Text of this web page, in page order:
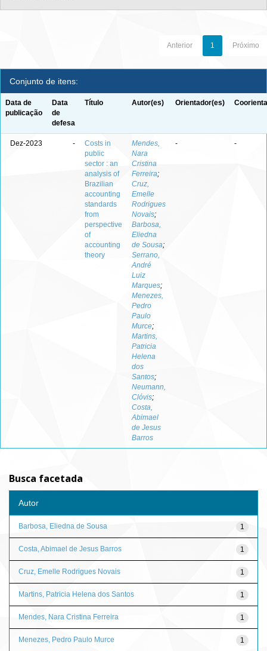
Anterior 1 Próximo
Conjunto de itens:
Data de
publicação
Data
de
defesa
Título Autor(es) Orientador(es)
Dez-2023 -
Costs in
public
sector : an
analysis of
Brazilian
accounting
standards
from
perspective
of
accounting
theory
Mendes,
Nara
Cristina
Ferreira;
Cruz,
Emelle
Rodrigues
Novais;
Barbosa,
Eliedna
de Sousa;
Serrano,
André
Luiz
Marques;
Menezes,
Pedro
Paulo
Murce;
Martins,
Patricia
Helena
dos
Santos;
Neumann,
Clóvis;
Costa,
Abimael
de Jesus
Barros
- -
Busca facetada
Autor
1
Barbosa, Eliedna de Sousa
1
Costa, Abimael de Jesus Barros
1
Cruz, Emelle Rodrigues Novais
1
Martins, Patricia Helena dos Santos
1
Mendes, Nara Cristina Ferreira
1
Menezes, Pedro Paulo Murce